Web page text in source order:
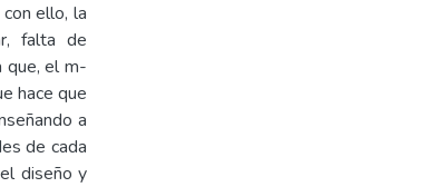
ello, la
falta de
que, el m-
hace que
a
de cada
diseño y